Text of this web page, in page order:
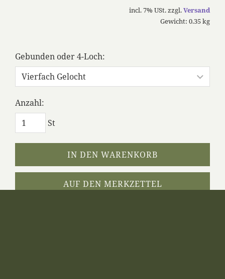
incl. 7% USt. zzgl.Versand
Gewicht: 0.35 kg
Gebunden oder 4-Loch:
Anzahl:
St
IN DEN WARENKORB
AUF DEN MERKZETTEL